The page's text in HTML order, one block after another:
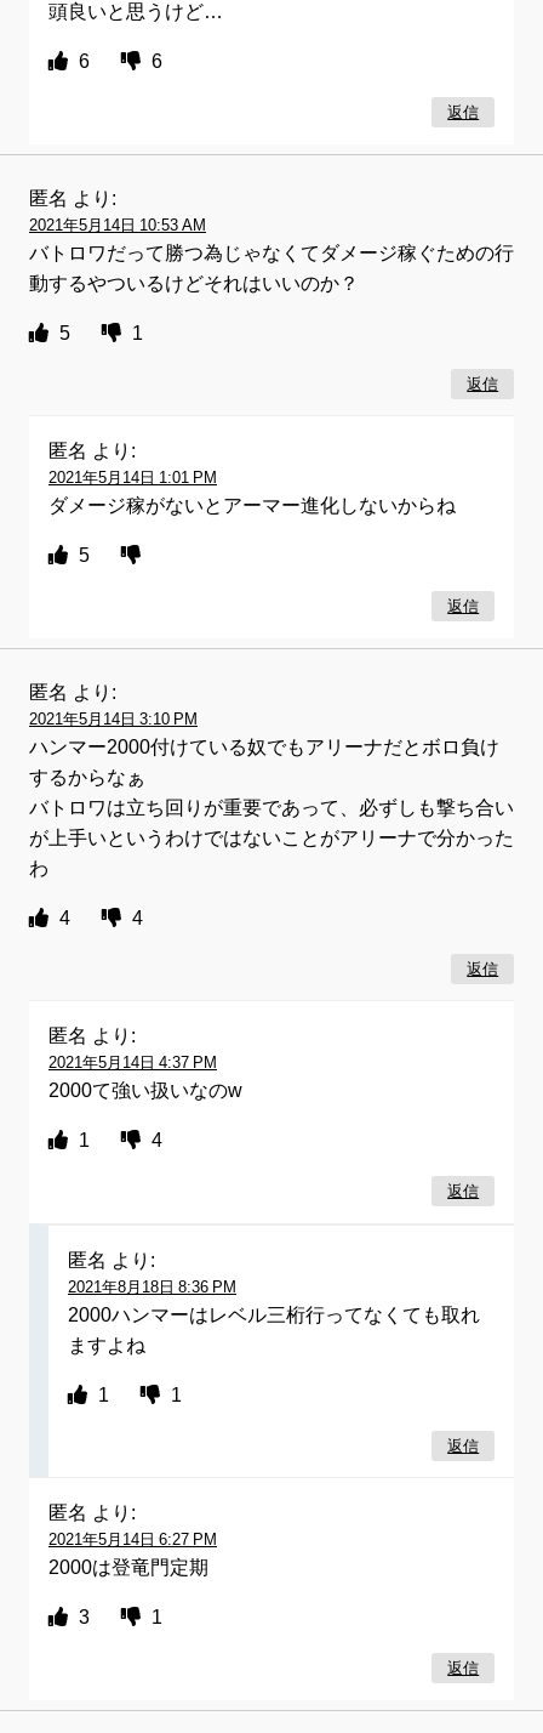
頭良いと思うけど…
6 6
返信
匿名 より:
2021年5月14日 10:53 AM
バトロワだって勝つ為じゃなくてダメージ稼ぐための行
動するやついるけどそれはいいのか？
5 1
返信
匿名 より:
2021年5月14日 1:01 PM
ダメージ稼がないとアーマー進化しないからね
5
返信
匿名 より:
2021年5月14日 3:10 PM
ハンマー2000付けている奴でもアリーナだとボロ負け
するからなぁ
バトロワは立ち回りが重要であって、必ずしも撃ち合い
が上手いというわけではないことがアリーナで分かった
わ
4 4
返信
匿名 より:
2021年5月14日 4:37 PM
2000て強い扱いなのw
1 4
返信
匿名 より:
2021年8月18日 8:36 PM
2000ハンマーはレベル三桁行ってなくても取れ
ますよね
1 1
返信
匿名 より:
2021年5月14日 6:27 PM
2000は登竜門定期
3 1
返信